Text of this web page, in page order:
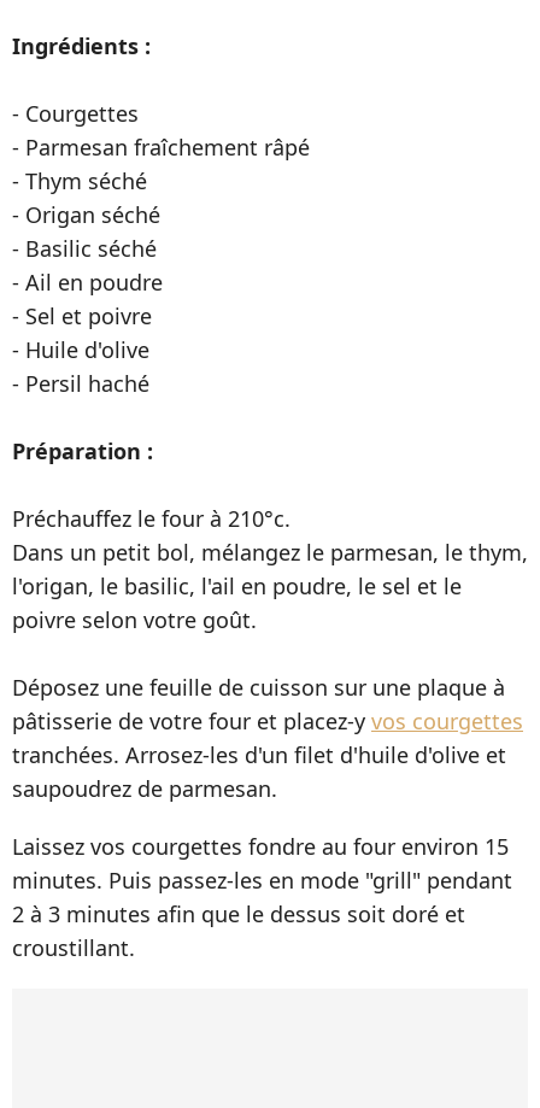
Ingrédients :
- Courgettes
- Parmesan fraîchement râpé
- Thym séché
- Origan séché
- Basilic séché
- Ail en poudre
- Sel et poivre
- Huile d'olive
- Persil haché
Préparation :
Préchauffez le four à 210°c.
Dans un petit bol, mélangez le parmesan, le thym,
l'origan, le basilic, l'ail en poudre, le sel et le
poivre selon votre goût.
Déposez une feuille de cuisson sur une plaque à
pâtisserie de votre four et placez-y vos courgettes
tranchées. Arrosez-les d'un filet d'huile d'olive et
saupoudrez de parmesan.
Laissez vos courgettes fondre au four environ 15
minutes. Puis passez-les en mode "grill" pendant
2 à 3 minutes afin que le dessus soit doré et
croustillant.